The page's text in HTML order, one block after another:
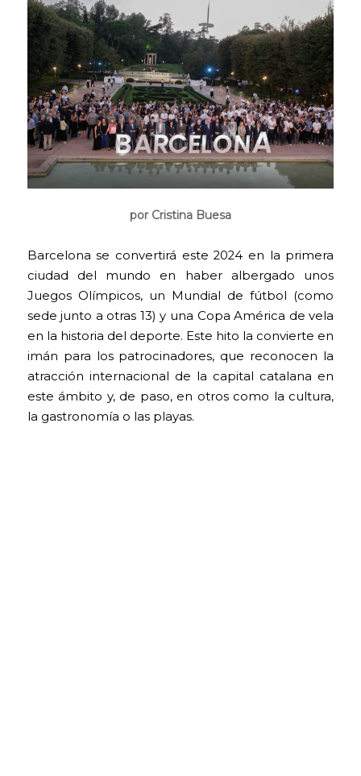
por Cristina Buesa
Barcelona se convertirá este 2024 en la primera
ciudad del mundo en haber albergado unos
Juegos Olímpicos, un Mundial de fútbol (como
sede junto a otras 13) y una Copa América de vela
en la historia del deporte. Este hito la convierte en
imán para los patrocinadores, que reconocen la
atracción internacional de la capital catalana en
este ámbito y, de paso, en otros como la cultura,
la gastronomía o las playas.